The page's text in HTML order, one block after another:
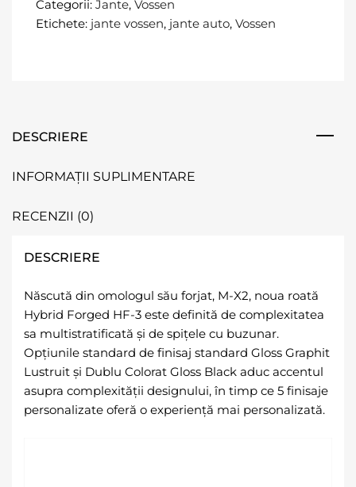
Categorii: Jante, Vossen
Etichete: jante vossen, jante auto, Vossen
DESCRIERE
INFORMAȚII SUPLIMENTARE
RECENZII (0)
DESCRIERE
Născută din omologul său forjat, M-X2, noua roată
Hybrid Forged HF-3 este definită de complexitatea
sa multistratificată și de spițele cu buzunar.
Opțiunile standard de finisaj standard Gloss Graphit
Lustruit și Dublu Colorat Gloss Black aduc accentul
asupra complexității designului, în timp ce 5 finisaje
personalizate oferă o experiență mai personalizată.